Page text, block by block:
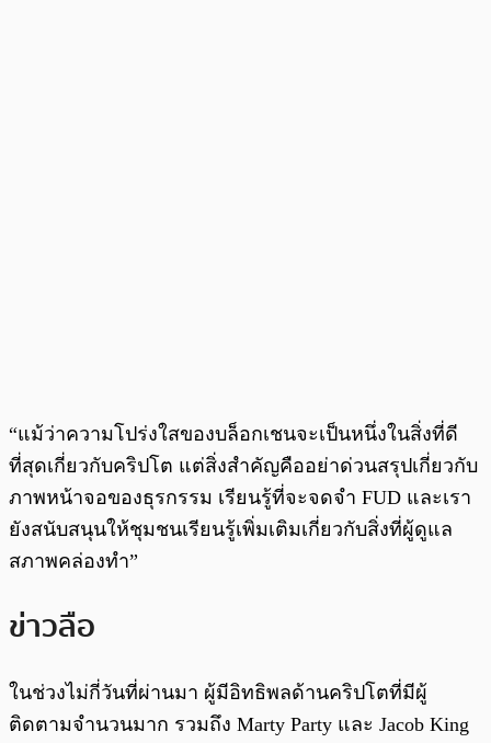
“แม้ว่าความโปร่งใสของบล็อกเชนจะเป็นหนึ่งในสิ่งที่ดี
ที่สุดเกี่ยวกับคริปโต แต่สิ่งสำคัญคืออย่าด่วนสรุปเกี่ยวกับ
ภาพหน้าจอของธุรกรรม เรียนรู้ที่จะจดจำ FUD และเรา
ยังสนับสนุนให้ชุมชนเรียนรู้เพิ่มเติมเกี่ยวกับสิ่งที่ผู้ดูแล
สภาพคล่องทำ”
ข่าวลือ
ในช่วงไม่กี่วันที่ผ่านมา ผู้มีอิทธิพลด้านคริปโตที่มีผู้
ติดตามจำนวนมาก รวมถึง Marty Party และ Jacob King